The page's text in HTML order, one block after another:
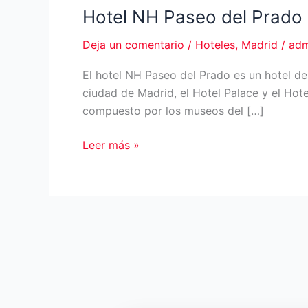
Hotel NH Paseo del Prado
Deja un comentario / Hoteles, Madrid /
El hotel NH Paseo del Prado es un hotel
ciudad de Madrid, el Hotel Palace y el
compuesto por los museos del […]
Hotel
Leer más »